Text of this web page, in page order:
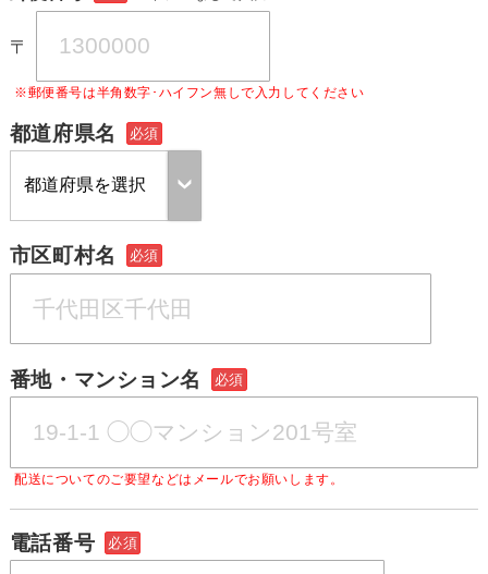
〒
※郵便番号は半角数字･ハイフン無しで入力してください
都道府県名 必須
市区町村名 必須
番地・マンション名 必須
配送についてのご要望などはメールでお願いします。
電話番号 必須